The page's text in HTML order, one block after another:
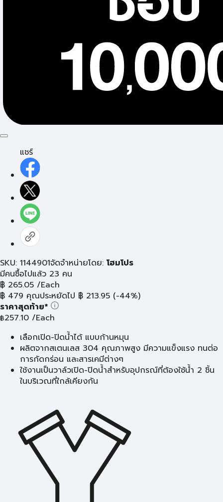
แชร์
SKU: 1144901จัดจำหน่ายโดย: โฮมโปร
มีคนซื้อไปแล้ว 23 คน
฿ 265.05 /Each
฿ 479 คุณประหยัดไป ฿ 213.95 (-44%)
ราคาสุดท้าย*
฿257.10 /Each
เลือกเปิด-ปิดน้ำได้ แบบก้านหมุน
ผลิตจากสเตนเลส 304 คุณภาพสูง มีความแข็งแรง ทนต่อ
การกัดกร่อน และสารเคมีต่างๆ
ใช้งานเป็นวาล์วเปิด-ปิดน้ำสำหรับอุปกรณ์ที่ต้องใช้น้ำ 2 ชิ้น
ในบริเวณที่ใกล้เคียงกัน